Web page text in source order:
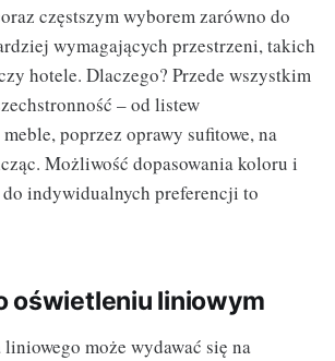
częstszym wyborem zarówno do
wymagających przestrzeni, takich
hotele. Dlaczego? Przede wszystkim
– od listew
poprzez oprawy sufitowe, na
Możliwość dopasowania koloru i
do indywidualnych preferencji to
oświetleniu liniowym
może wydawać się na